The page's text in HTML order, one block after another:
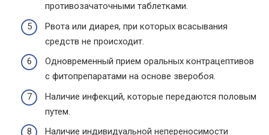
противозачаточными таблетками.
Рвота или диарея, при которых всасывания
средств не происходит.
Одновременный прием оральных контрацептивов
с фитопрепаратами на основе зверобоя.
Наличие инфекций, которые передаются половым
путем.
Наличие индивидуальной непереносимости